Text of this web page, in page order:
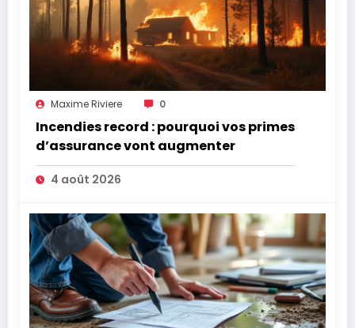
Maxime Riviere 0
Incendies record : pourquoi vos primes
d’assurance vont augmenter
4 août 2026